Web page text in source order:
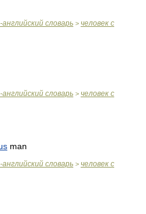
словарь > человек с
словарь > человек с
man
словарь > человек с